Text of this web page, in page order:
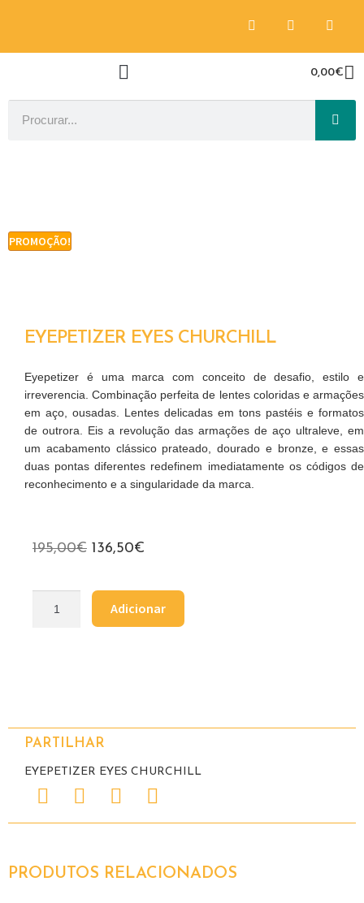
0,00€
PROMOÇÃO!
EYEPETIZER EYES CHURCHILL
Eyepetizer é uma marca com conceito de desafio, estilo e
irreverencia. Combinação perfeita de lentes coloridas e armações
em aço, ousadas. Lentes delicadas em tons pastéis e formatos
de outrora. Eis a revolução das armações de aço ultraleve, em
um acabamento clássico prateado, dourado e bronze, e essas
duas pontas diferentes redefinem imediatamente os códigos de
reconhecimento e a singularidade da marca.
195,00€ 136,50€
Adicionar
PARTILHAR
EYEPETIZER EYES CHURCHILL
PRODUTOS RELACIONADOS